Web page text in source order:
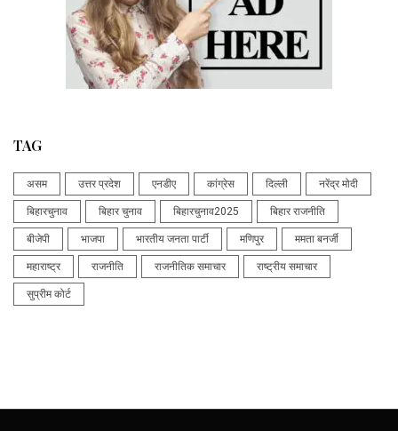
TAG
असम उत्तर प्रदेश एनडीए कांग्रेस दिल्ली नरेंद्र मोदी
बिहारचुनाव बिहार चुनाव बिहारचुनाव2025 बिहार राजनीति
बीजेपी भाजपा भारतीय जनता पार्टी मणिपुर ममता बनर्जी
महाराष्ट्र राजनीति राजनीतिक समाचार राष्ट्रीय समाचार
सुप्रीम कोर्ट